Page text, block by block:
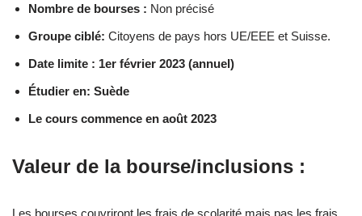
Nombre de bourses : Non précisé
Groupe ciblé: Citoyens de pays hors UE/EEE et Suisse.
Date limite : 1er février 2023 (annuel)
Étudier en: Suède
Le cours commence en août 2023
Valeur de la bourse/inclusions :
Les bourses couvriront les frais de scolarité mais pas les frais